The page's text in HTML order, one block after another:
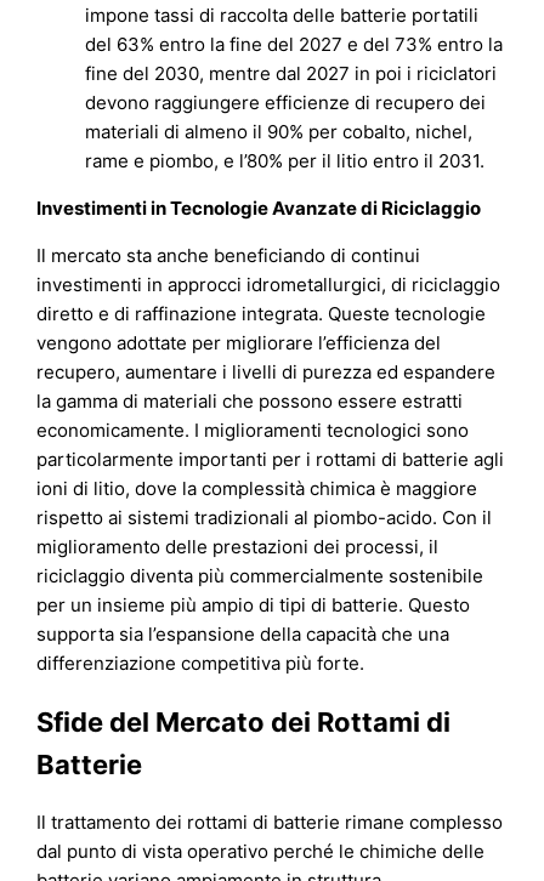
impone tassi di raccolta delle batterie portatili
del 63% entro la fine del 2027 e del 73% entro la
fine del 2030, mentre dal 2027 in poi i riciclatori
devono raggiungere efficienze di recupero dei
materiali di almeno il 90% per cobalto, nichel,
rame e piombo, e l’80% per il litio entro il 2031.
Investimenti in Tecnologie Avanzate di Riciclaggio
Il mercato sta anche beneficiando di continui
investimenti in approcci idrometallurgici, di riciclaggio
diretto e di raffinazione integrata. Queste tecnologie
vengono adottate per migliorare l’efficienza del
recupero, aumentare i livelli di purezza ed espandere
la gamma di materiali che possono essere estratti
economicamente. I miglioramenti tecnologici sono
particolarmente importanti per i rottami di batterie agli
ioni di litio, dove la complessità chimica è maggiore
rispetto ai sistemi tradizionali al piombo-acido. Con il
miglioramento delle prestazioni dei processi, il
riciclaggio diventa più commercialmente sostenibile
per un insieme più ampio di tipi di batterie. Questo
supporta sia l’espansione della capacità che una
differenziazione competitiva più forte.
Sfide del Mercato dei Rottami di
Batterie
Il trattamento dei rottami di batterie rimane complesso
dal punto di vista operativo perché le chimiche delle